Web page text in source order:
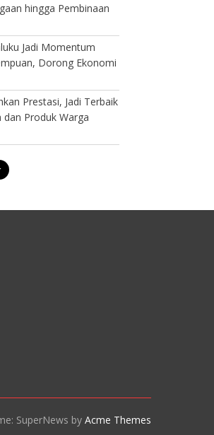
hingga Pembinaan
Jadi Momentum
Dorong Ekonomi
Prestasi, Jadi Terbaik
Produk Warga
SuperNews by Acme Themes